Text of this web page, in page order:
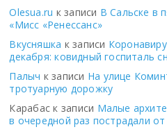
Olesua.ru к записи В Сальске в
«Мисс «Ренессанс»
Вкусняшка к записи
декабря: ковидный госпиталь
Палыч к записи На улице
тротуарную дорожку
Карабас к записи Малые
в очередной раз пострадали